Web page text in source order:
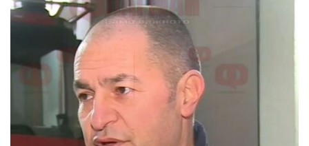
УКРАЙНА
СПОРТ
БИЗНЕС
Управители:
Веселин